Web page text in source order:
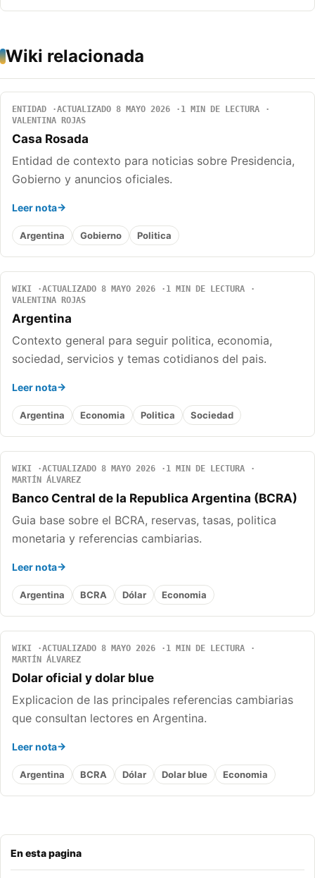
En esta pagina
Wiki relacionada
ENTIDAD ACTUALIZADO 8 MAYO 2026
1 MIN DE LECTURA
VALENTINA ROJAS
Casa Rosada
Entidad de contexto para noticias sobre Presidencia,
Gobierno y anuncios oficiales.
Leer nota
Argentina Gobierno Politica
WIKI ACTUALIZADO 8 MAYO 2026
1 MIN DE LECTURA
VALENTINA ROJAS
Argentina
Contexto general para seguir politica, economia,
sociedad, servicios y temas cotidianos del pais.
Leer nota
Argentina Economia Politica Sociedad
WIKI ACTUALIZADO 8 MAYO 2026
1 MIN DE LECTURA
MARTÍN ÁLVAREZ
Banco Central de la Republica Argentina (BCRA)
Guia base sobre el BCRA, reservas, tasas, politica
monetaria y referencias cambiarias.
Leer nota
Argentina BCRA Dólar Economia
WIKI ACTUALIZADO 8 MAYO 2026
1 MIN DE LECTURA
MARTÍN ÁLVAREZ
Dolar oficial y dolar blue
Explicacion de las principales referencias cambiarias
que consultan lectores en Argentina.
Leer nota
Argentina BCRA Dólar Dolar blue Economia